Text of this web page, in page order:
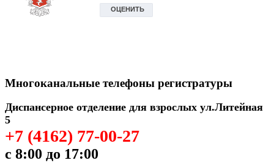
Многоканальные телефоны регистратуры
Диспансерное отделение для взрослых ул.Литейная
5
+7 (4162) 77-00-27
с 8:00 до 17:00